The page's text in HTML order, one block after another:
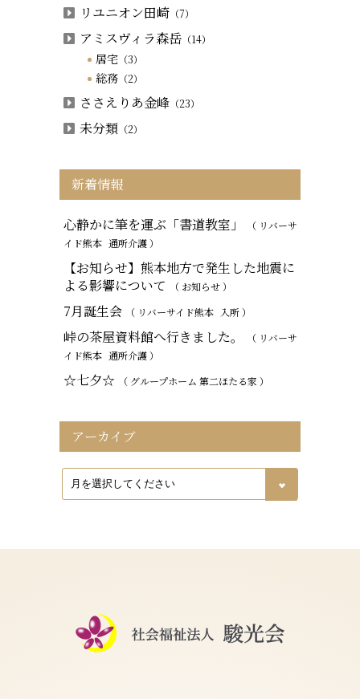
リユニオン田崎（7）
アミスヴィラ森岳（14）
居宅（3）
総務（2）
ささえりあ金峰（23）
未分類（2）
新着情報
心静かに筆を運ぶ「書道教室」
（ リバーサ
イド熊本 通所介護）
【お知らせ】熊本地方で発生した地震に
よる影響について
（ お知らせ ）
7月誕生会 （ リバーサイド熊本 入所）
峠の茶屋資料館へ行きました。
（ リバーサ
イド熊本 通所介護）
☆七夕☆ （ グループホーム 第二ほたる家 ）
アーカイブ